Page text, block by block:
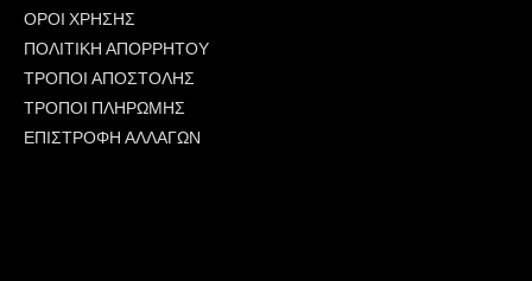
ΟΡΟΙ ΧΡΗΣΗΣ
ΠΟΛΙΤΙΚΗ ΑΠΟΡΡΗΤΟΥ
ΤΡΟΠΟΙ ΑΠΟΣΤΟΛΗΣ
ΤΡΟΠΟΙ ΠΛΗΡΩΜΗΣ
ΕΠΙΣΤΡΟΦΗ ΑΛΛΑΓΩΝ